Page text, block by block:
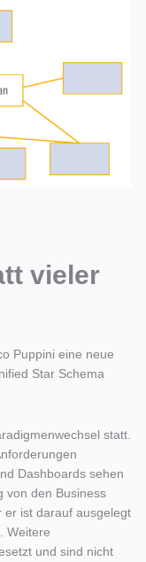
vieler
Puppini eine neue
Star Schema
statt.
Dashboards sehen
von den Business
er ist darauf ausgelegt
Weitere
und sind nicht